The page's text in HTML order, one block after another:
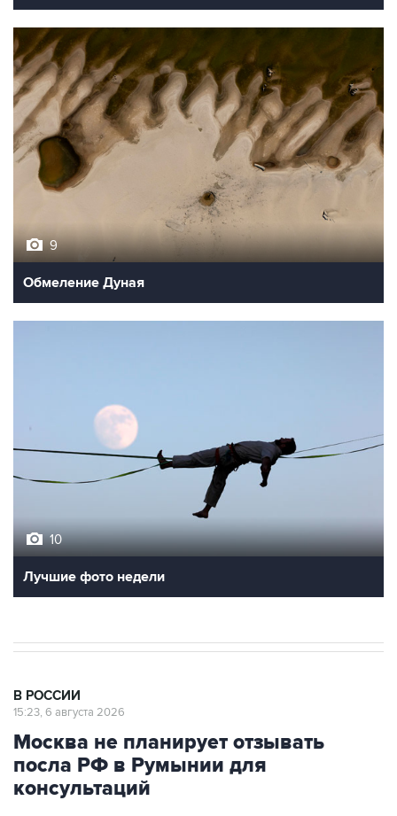
9
Обмеление Дуная
10
Лучшие фото недели
В РОССИИ
15:23, 6 августа 2026
Москва не планирует отзывать
посла РФ в Румынии для
консультаций